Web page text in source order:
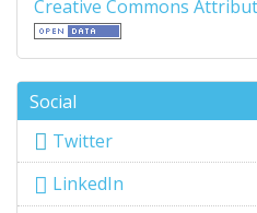
Creative Commons
Social
Twitter
LinkedIn